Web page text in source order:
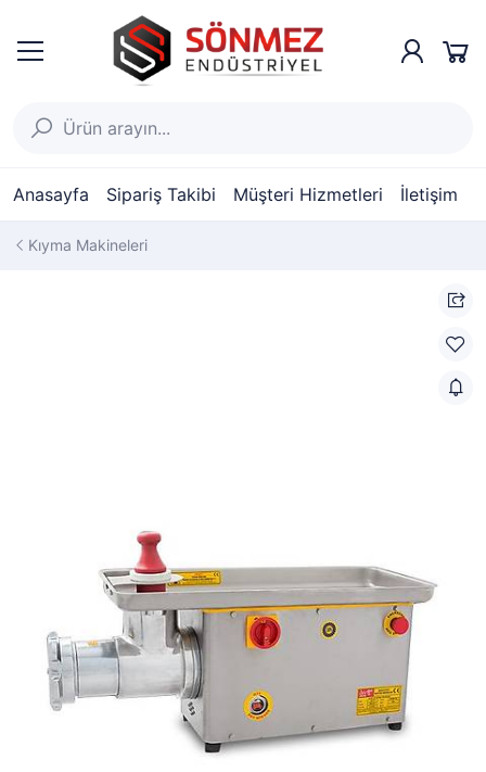
Anasayfa Sipariş Takibi Müşteri Hizmetleri İletişim
Kıyma Makineleri